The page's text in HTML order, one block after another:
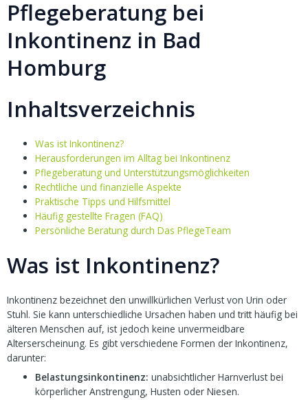
Pflegeberatung bei
Inkontinenz in Bad
Homburg
Inhaltsverzeichnis
Was ist Inkontinenz?
Herausforderungen im Alltag bei Inkontinenz
Pflegeberatung und Unterstützungsmöglichkeiten
Rechtliche und finanzielle Aspekte
Praktische Tipps und Hilfsmittel
Häufig gestellte Fragen (FAQ)
Persönliche Beratung durch Das PflegeTeam
Was ist Inkontinenz?
Inkontinenz bezeichnet den unwillkürlichen Verlust von Urin oder
Stuhl. Sie kann unterschiedliche Ursachen haben und tritt häufig bei
älteren Menschen auf, ist jedoch keine unvermeidbare
Alterserscheinung. Es gibt verschiedene Formen der Inkontinenz,
darunter:
Belastungsinkontinenz: unabsichtlicher Harnverlust bei
körperlicher Anstrengung, Husten oder Niesen.